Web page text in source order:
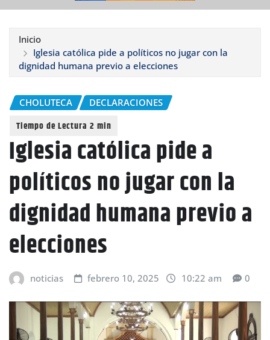
Inicio
Iglesia católica pide a políticos no jugar con la
dignidad humana previo a elecciones
CHOLUTECA DECLARACIONES
Iglesia católica pide a
políticos no jugar con la
dignidad humana previo a
elecciones
noticias febrero 10, 2025 10:22 am 0